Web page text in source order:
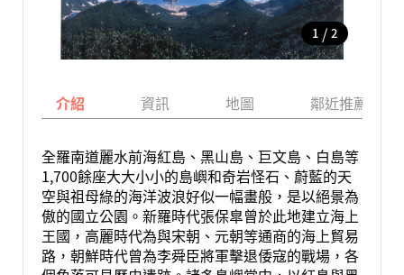
1 / 2
介紹 資訊 地圖 鄰近推薦景點
全羅南道麗水前海紅島、黑山島、巨文島、白島等
1,700餘座大大小小的島嶼和奇岩怪石、蔚藍的天
空與祖母綠的海洋波浪好似一幅畫般，是以絕景為
傲的國立公園。新羅時代張保皐曾於此地建立海上
王國，高麗時代為與宋朝、元朝等通商的海上貿易
路，朝鮮時代曾為李舜臣將軍擊退倭寇的戰場，各